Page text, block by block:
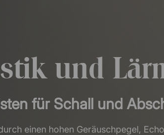
und
für Schall und
einen hohen Geräuschpegel,